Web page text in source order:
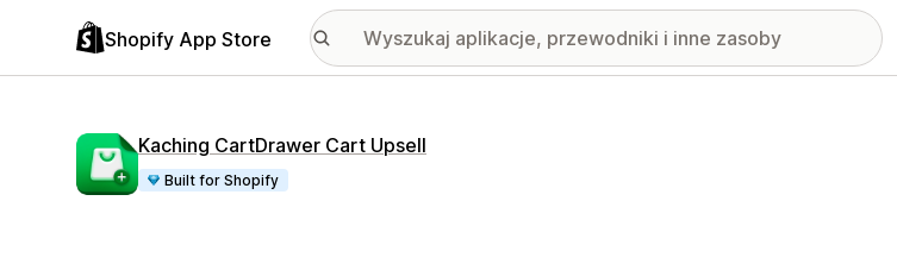
Shopify App Store
Kaching CartDrawer Cart Upsell
Built for Shopify